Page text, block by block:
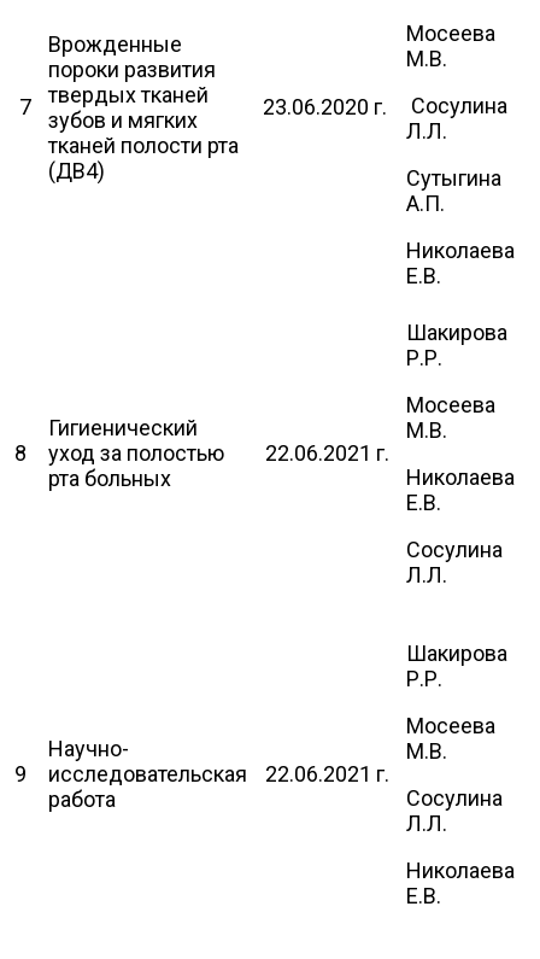
7
Врожденные
пороки развития
твердых тканей
зубов и мягких
тканей полости рта
(ДВ4)
23.06.2020 г.
Мосеева
М.В.
Сосулина
Л.Л.
Сутыгина
А.П.
Николаева
Е.В.
8
Гигиенический
уход за полостью
рта больных
22.06.2021 г.
Шакирова
Р.Р.
Мосеева
М.В.
Николаева
Е.В.
Сосулина
Л.Л.
9
Научно-
исследовательская
работа
22.06.2021 г.
Шакирова
Р.Р.
Мосеева
М.В.
Сосулина
Л.Л.
Николаева
Е.В.